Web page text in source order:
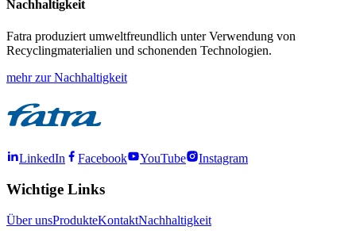
Nachhaltigkeit
Fatra produziert umweltfreundlich unter Verwendung von
Recyclingmaterialien und schonenden Technologien.
mehr zur Nachhaltigkeit
LinkedIn Facebook YouTube Instagram
Wichtige Links
Über unsProdukteKontaktNachhaltigkeit